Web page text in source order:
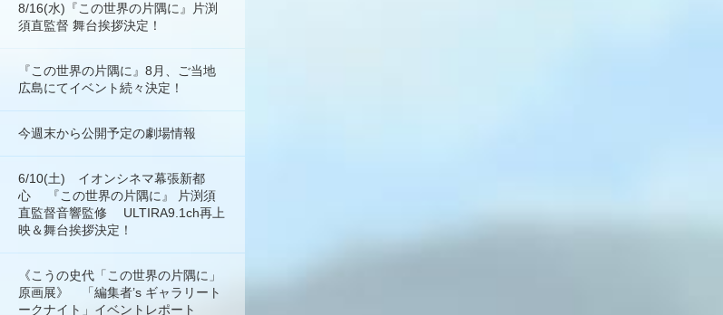
8/16(水)『この世界の片隅に』片渕
須直監督 舞台挨拶決定！
『この世界の片隅に』8月、ご当地
広島にてイベント続々決定！
今週末から公開予定の劇場情報
6/10(土) イオンシネマ幕張新都
心 『この世界の片隅に』 片渕須
直監督音響監修 ULTIRA9.1ch再上
映＆舞台挨拶決定！
《こうの史代「この世界の片隅に」
原画展》 「編集者’s ギャラリート
ークナイト」イベントレポート